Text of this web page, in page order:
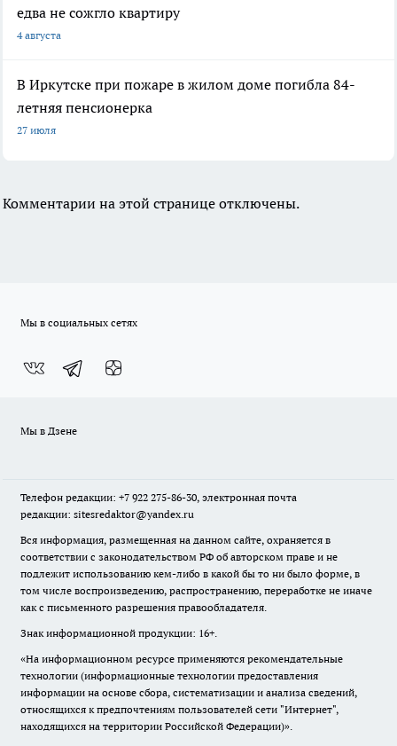
едва не сожгло квартиру
4 августа
В Иркутске при пожаре в жилом доме погибла 84-
летняя пенсионерка
27 июля
Комментарии на этой странице отключены.
Мы в социальных сетях
Мы в Дзене
Телефон редакции: +7 922 275-86-30, электронная почта
редакции: sitesredaktor@yandex.ru
Вся информация, размещенная на данном сайте, охраняется в
соответствии с законодательством РФ об авторском праве и не
подлежит использованию кем-либо в какой бы то ни было форме, в
том числе воспроизведению, распространению, переработке не иначе
как с письменного разрешения правообладателя.
Знак информационной продукции: 16+.
«На информационном ресурсе применяются рекомендательные
технологии (информационные технологии предоставления
информации на основе сбора, систематизации и анализа сведений,
относящихся к предпочтениям пользователей сети "Интернет",
находящихся на территории Российской Федерации)».